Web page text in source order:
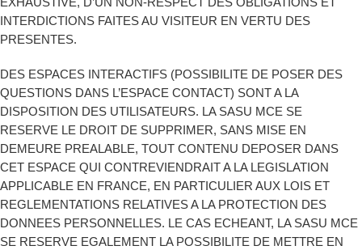
INTERDICTIONS FAITES AU VISITEUR EN VERTU DES
PRESENTES.
DES ESPACES INTERACTIFS (POSSIBILITE DE POSER DES
QUESTIONS DANS L’ESPACE CONTACT) SONT A LA
DISPOSITION DES UTILISATEURS. LA SASU MCE SE
RESERVE LE DROIT DE SUPPRIMER, SANS MISE EN
DEMEURE PREALABLE, TOUT CONTENU DEPOSER DANS
CET ESPACE QUI CONTREVIENDRAIT A LA LEGISLATION
APPLICABLE EN FRANCE, EN PARTICULIER AUX LOIS ET
REGLEMENTATIONS RELATIVES A LA PROTECTION DES
DONNEES PERSONNELLES. LE CAS ECHEANT, LA SASU MCE
SE RESERVE EGALEMENT LA POSSIBILITE DE METTRE EN